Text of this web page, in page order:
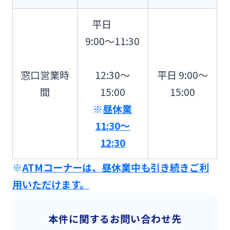
ニュースリリース一覧
窓口営業時
間
平日
9:00～11:30
12:30～
15:00
※昼休業
11:30～
12:30
平日 9:00～
15:00
※ATMコーナーは、昼休業中も引き続きご利
用いただけます。
本件に関するお問い合わせ先